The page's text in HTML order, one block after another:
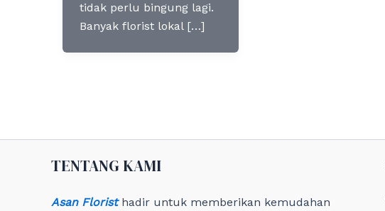
tidak perlu bingung lagi.
Banyak florist lokal […]
TENTANG KAMI
Asan Floristhadir untuk memberikan kemudahan